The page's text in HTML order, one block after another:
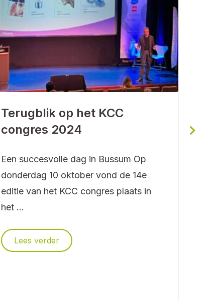
Terugblik op het KCC
congres 2024
Een succesvolle dag in Bussum Op
donderdag 10 oktober vond de 14e
editie van het KCC congres plaats in
het ...
Lees verder